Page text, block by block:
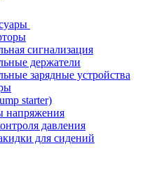
сигнализация
держатели
зарядные устройства
starter)
напряжения
давления
для сидений